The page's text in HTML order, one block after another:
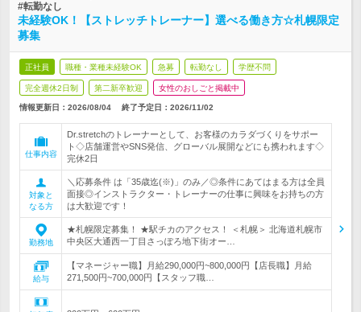
#転勤なし
未経験OK！【ストレッチトレーナー】選べる働き方☆札幌限定
募集
正社員 職種・業種未経験OK 急募 転勤なし 学歴不問
完全週休2日制 第二新卒歓迎 女性のおしごと掲載中
情報更新日：2026/08/04 終了予定日： 2026/11/02
仕事内容
Dr.stretchのトレーナーとして、お客様のカラダづくりをサポー
ト◇店舗運営やSNS発信、グローバル展開などにも携われます◇
完休2日
対象と
なる方
＼応募条件 は「35歳迄(※)」のみ／◎条件にあてはまる方は全員
面接◎インストラクター・トレーナーの仕事に興味をお持ちの方
は大歓迎です！
勤務地
★札幌限定募集！ ★駅チカのアクセス！ ＜札幌＞ 北海道札幌市
中央区大通西一丁目さっぽろ地下街オー…
給与
【マネージャー職】月給290,000円~800,000円【店長職】月給
271,500円~700,000円【スタッフ職…